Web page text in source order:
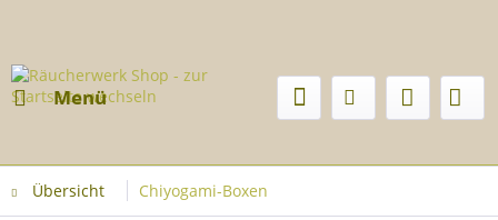
Menü
Übersicht Chiyogami-Boxen